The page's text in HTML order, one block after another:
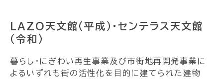
LAZO天文館（平成）・センテラス天文館
（令和）
暮らし・にぎわい再生事業及び市街地再開発事業に
よるいずれも街の活性化を目的に建てられた建物